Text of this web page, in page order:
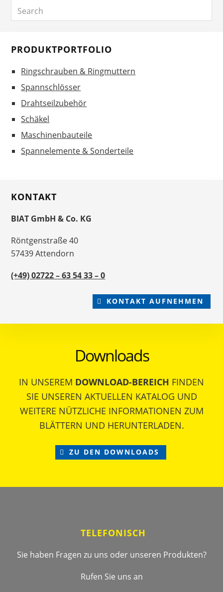
Sidebar
Search
PRODUKTPORTFOLIO
Ringschrauben & Ringmuttern
Spannschlösser
Drahtseilzubehör
Schäkel
Maschinenbauteile
Spannelemente & Sonderteile
KONTAKT
BIAT GmbH & Co. KG
Röntgenstraße 40
57439 Attendorn
(+49) 02722 – 63 54 33 – 0
KONTAKT AUFNEHMEN
Downloads
IN UNSEREM DOWNLOAD-BEREICH FINDEN
SIE UNSEREN AKTUELLEN KATALOG UND
WEITERE NÜTZLICHE INFORMATIONEN ZUM
BLÄTTERN UND HERUNTERLADEN.
ZU DEN DOWNLOADS
TELEFONISCH
Sie haben Fragen zu uns oder unseren Produkten?
Rufen Sie uns an